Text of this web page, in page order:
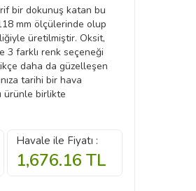
bir dokunuş katan bu
mm ölçülerinde olup
üretilmiştir. Oksit,
3 farklı renk seçeneği
daha da güzelleşen
tarihi bir hava
ürünle birlikte
Havale ile Fiyatı :
1,676.16 TL